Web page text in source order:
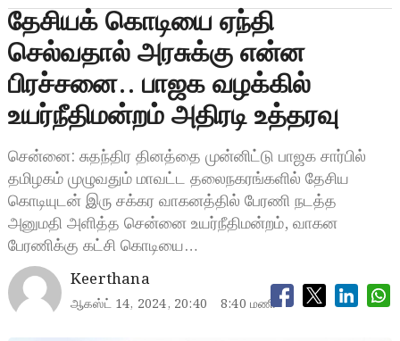
o
தேசியக் கொடியை ஏந்தி
செல்வதால் அரசுக்கு என்ன
பிரச்சனை.. பாஜக வழக்கில்
உயர்நீதிமன்றம் அதிரடி உத்தரவு
சென்னை: சுதந்திர தினத்தை முன்னிட்டு பாஜக சார்பில்
தமிழகம் முழுவதும் மாவட்ட தலைநகரங்களில் தேசிய
கொடியுடன் இரு சக்கர வாகனத்தில் பேரணி நடத்த
அனுமதி அளித்த சென்னை உயர்நீதிமன்றம், வாகன
பேரணிக்கு கட்சி கொடியை…
Keerthana
ஆகஸ்ட் 14, 2024, 20:40 8:40 மணி